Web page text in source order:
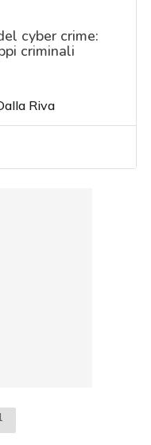
cyber crime:
criminali
Riva